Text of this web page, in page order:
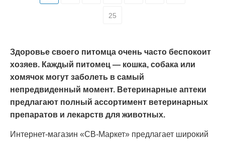
Здоровье своего питомца очень часто беспокоит
хозяев. Каждый питомец — кошка, собака или
хомячок могут заболеть в самый
непредвиденный момент. Ветеринарные аптеки
предлагают полный ассортимент ветеринарных
препаратов и лекарств для животных.
Интернет-магазин «СВ-Маркет» предлагает широкий
25